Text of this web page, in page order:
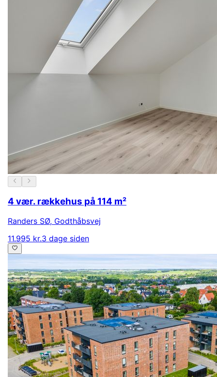
4 vær. rækkehus på 114 m²
Randers SØ, Godthåbsvej
11.995 kr.3 dage siden